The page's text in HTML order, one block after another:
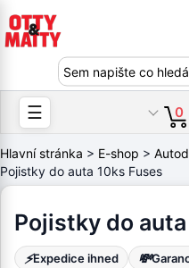
☰ 0
Hlavní stránka > E-shop >
Pojistky do auta 10ks Fuses
Pojistky do
⚡Expedice ihned 💸